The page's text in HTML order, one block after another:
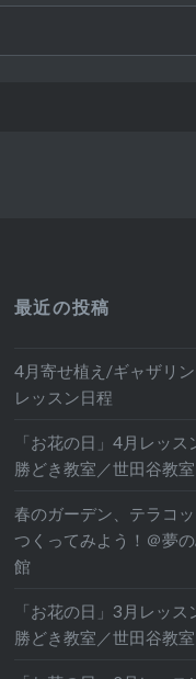
最近の投稿
4月寄せ植え/ギャザリ
レッスン日程
「お花の日」4月レッス
勝どき教室／世田谷教室
春のガーデン、テラコ
つくってみよう！＠夢
館
「お花の日」3月レッス
勝どき教室／世田谷教室